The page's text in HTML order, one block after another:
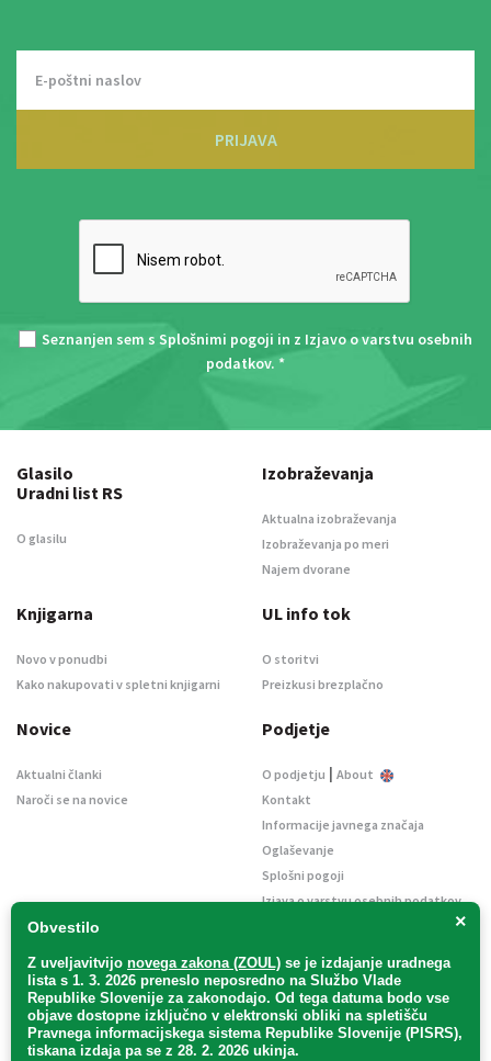
PRIJAVA
Seznanjen sem s Splošnimi pogoji in z Izjavo o varstvu osebnih
podatkov. *
×
Obvestilo
Z uveljavitvijo novega zakona (ZOUL) se je izdajanje uradnega
lista s 1. 3. 2026 preneslo neposredno na Službo Vlade
Republike Slovenije za zakonodajo. Od tega datuma bodo vse
objave dostopne izključno v elektronski obliki na spletišču
Pravnega informacijskega sistema Republike Slovenije (PISRS),
tiskana izdaja pa se z 28. 2. 2026 ukinja.
Glasilo
Uradni list RS
O glasilu
Izobraževanja
Aktualna izobraževanja
Izobraževanja po meri
Najem dvorane
Knjigarna
Novo v ponudbi
Kako nakupovati v spletni knjigarni
UL info tok
O storitvi
Preizkusi brezplačno
Novice
Aktualni članki
Naroči se na novice
Podjetje
O podjetju | About
Kontakt
Informacije javnega značaja
Oglaševanje
Splošni pogoji
Izjava o varstvu osebnih podatkov
Uradni list d. o. o. – v likvidaciji / Vse pravice pridržane.